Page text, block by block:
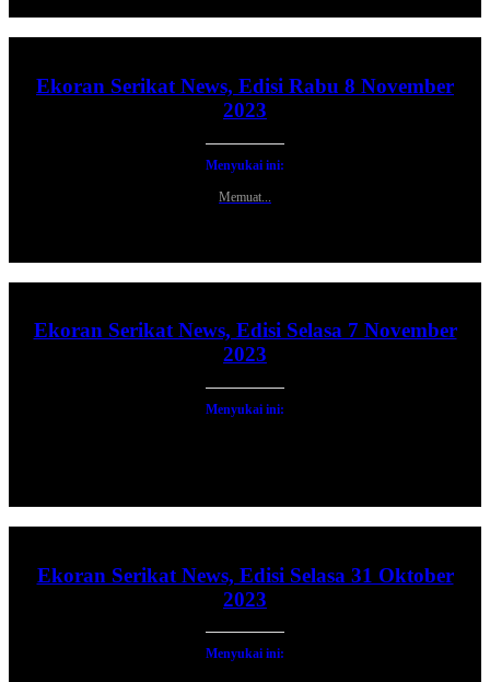
Ekoran Serikat News, Edisi Rabu 8 November
2023
Menyukai ini:
Memuat...
Ekoran Serikat News, Edisi Selasa 7 November
2023
Menyukai ini:
Ekoran Serikat News, Edisi Selasa 31 Oktober
2023
Menyukai ini: